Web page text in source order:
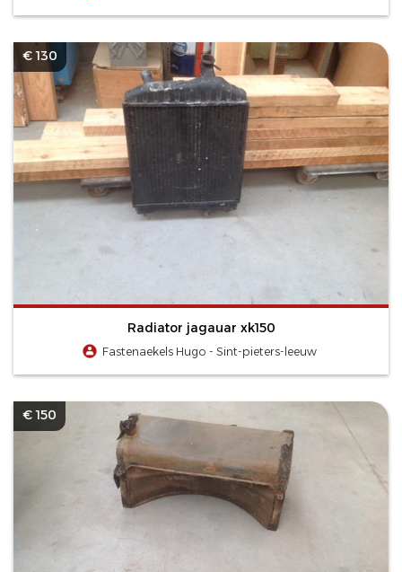
€ 130
Radiator jagauar xk150
Fastenaekels Hugo - Sint-pieters-leeuw
€ 150